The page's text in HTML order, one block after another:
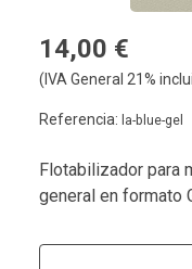
14,00 €
(IVA General 21%
Referencia: la-blue-gel
Flotabilizador para
general en formato